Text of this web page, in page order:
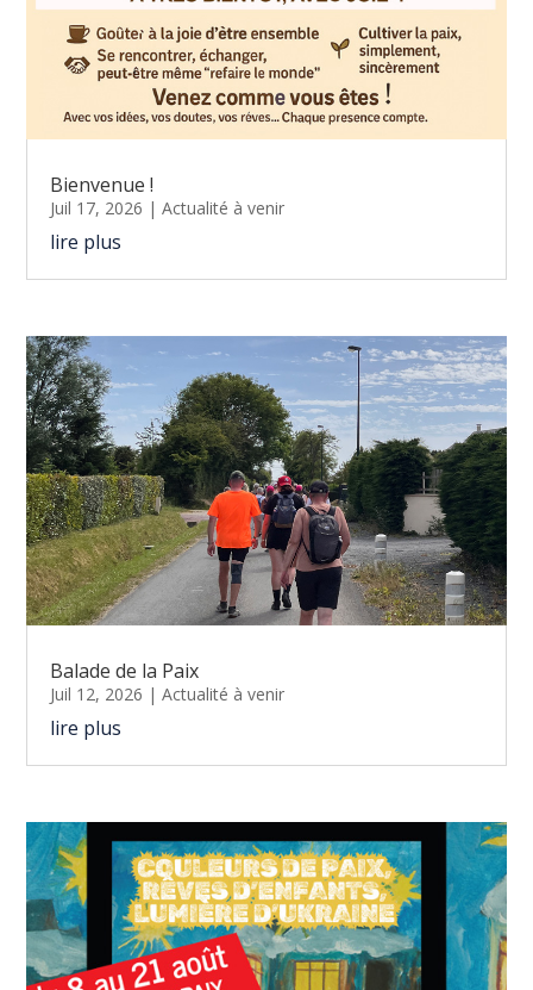
Bienvenue !
Juil 17, 2026 |Actualité à venir
lire plus
Balade de la Paix
Juil 12, 2026 |Actualité à venir
lire plus